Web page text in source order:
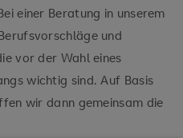
einer Beratung in unserem
und
vor der Wahl eines
wichtig sind. Auf Basis
wir dann gemeinsam die